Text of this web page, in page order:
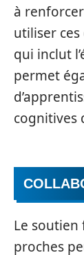
à
utiliser
qui inclut
permet
cognitives
Le soutien
proches